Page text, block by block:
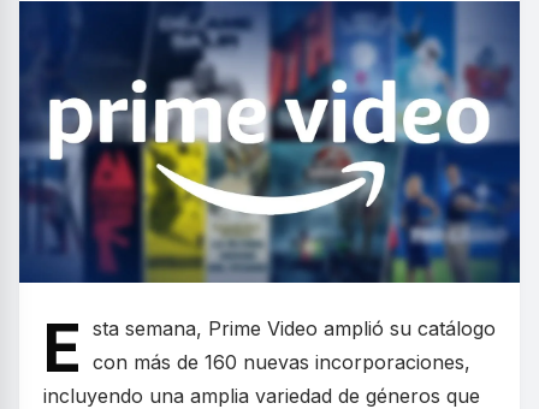
E sta semana, Prime Video amplió su catálogo
con más de 160 nuevas incorporaciones,
incluyendo una amplia variedad de géneros que